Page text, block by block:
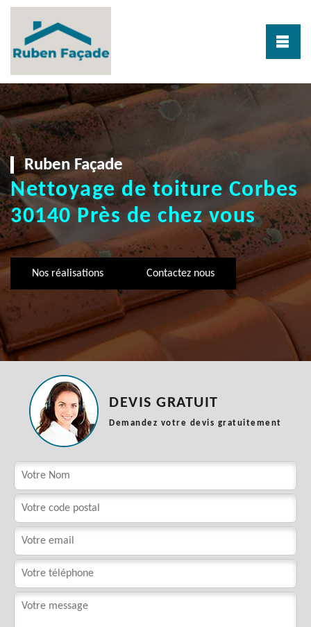
Ruben Façade
Nettoyage de toiture Corbes
30140 Près de chez vous
Nos réalisations Contactez nous
DEVIS GRATUIT
Demandez votre devis gratuitement